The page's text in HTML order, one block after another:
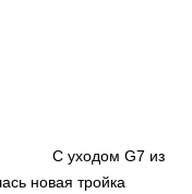
С уходом G7 из
новая тройка